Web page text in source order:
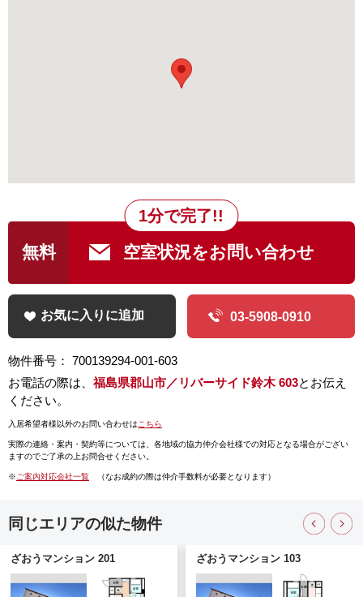
無料 空室状況をお問い合わせ
1分で完了!!
お気に入りに追加 03-5908-0910
物件番号： 700139294-001-603
お電話の際は、福島県郡山市／リバーサイド鈴木 603とお伝え
ください。
入居希望者様以外のお問い合わせはこちら
実際の連絡・案内・契約等については、各地域の協力仲介会社様での対応となる場合がござい
ますのでご了承の上お問合せください。
※ご案内対応会社一覧 （なお成約の際は仲介手数料が必要となります）
同じエリアの似た物件
ざおうマンション 103 ラピルデ開成 303